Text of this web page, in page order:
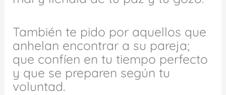
También te pido por aquellos que
anhelan encontrar a su pareja;
que confíen en tu tiempo perfecto
y que se preparen según tu
voluntad.